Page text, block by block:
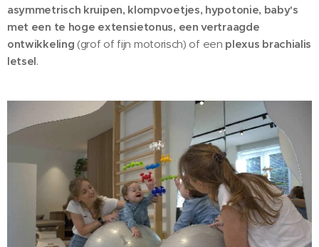
asymmetrisch kruipen, klompvoetjes, hypotonie, baby's
met een te hoge extensietonus, een vertraagde
ontwikkeling (grof of fijn motorisch) of een plexus brachialis
letsel.